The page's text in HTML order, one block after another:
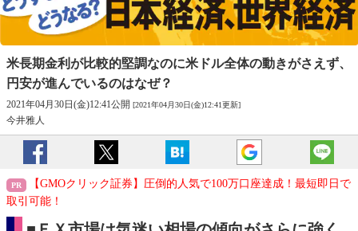
米長期金利が比較的堅調なのに米ドル全体の動きがさえず、
円安が進んでいるのはなぜ？
2021年04月30日(金)12:41公開 [2021年04月30日(金)12:41更新]
今井雅人
【GMOクリック証券】圧倒的人気で100万口座達成！最短即日で
取引可能！